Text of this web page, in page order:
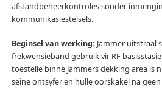
afstandbeheerkontroles sonder
kommunikasiestelsels.
Beginsel van werking: Jammer uitstraal
frekwensieband gebruik vir RF
toestelle binne Jammers dekking area is
seine ontsyfer en hulle oorskakel na